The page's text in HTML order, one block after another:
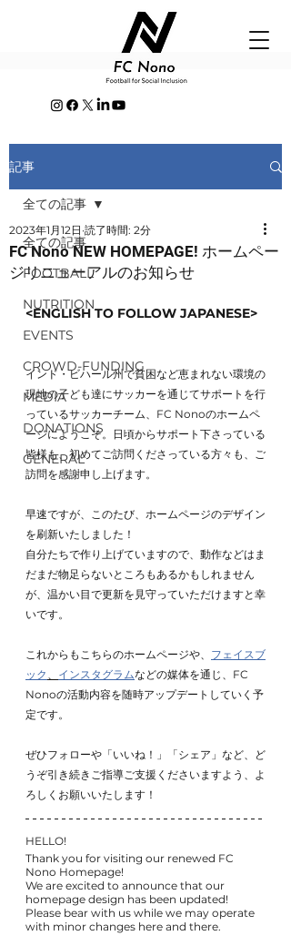
記事
全ての記事
FOOTBALL
NUTRITION
EVENTS
CROWD-FUNDING
MEDIA
DONATIONS
GENERAL
全ての記事
FC Nono NEW HOMEPAGE! ホームペー
ジリニューアルのお知らせ
2023年1月12日 読了時間: 2分
<ENGLISH TO FOLLOW JAPANESE>
インド・ビハール州で貧困など恵まれない環境の
現地の子ども達にサッカーを通じてサポートを行
っているサッカーチーム、FC Nonoのホームペ
ージにようこそ。日頃からサポート下さっている
皆様も、初めてご訪問くださっている方々も、ご
訪問を感謝申し上げます。
早速ですが、このたび、ホームページのデザイン
を刷新いたしました！
自分たちで作り上げていますので、動作などはま
だまだ物足らないところもあるかもしれません
が、温かい目で更新を見守っていただけますと幸
いです。
これからもこちらのホームページや、 フェイスブ
ック 、 インスタグラムなどの媒体を通じ、FC
Nonoの活動内容を随時アップデートしていく予
定です。
ぜひフォローや「いいね！」「シェア」など、ど
うぞ引き続きご指導ご支援くださいますよう、よ
ろしくお願いいたします！
HELLO!
Thank you for visiting our renewed FC
Nono Homepage!
We are excited to announce that our
homepage design has been updated!
Please bear with us while we may operate
with minor changes here and there.